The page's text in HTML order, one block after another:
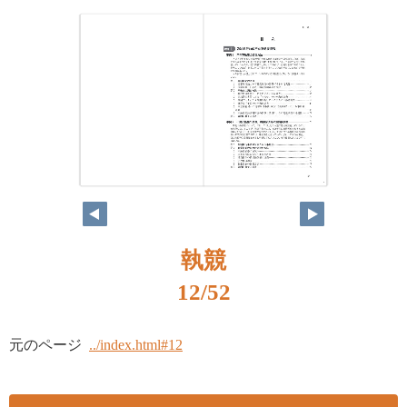
13
執競
12/52
元のページ ../index.html#12